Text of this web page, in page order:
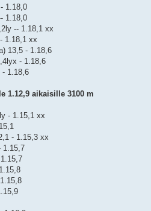
1.18,0
1.18,0
-- 1.18,1 xx
1.18,1 xx
13,5 - 1.18,6
- 1.18,6
- 1.18,6
1.12,9 aikaisille 3100 m
- 1.15,1 xx
- 1.15,3 xx
1.15,7